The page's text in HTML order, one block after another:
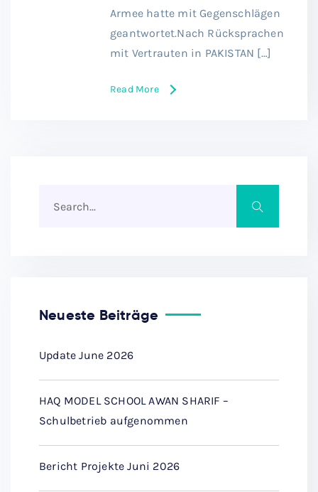
Armee hatte mit Gegenschlägen
geantwortet.Nach Rücksprachen
mit Vertrauten in PAKISTAN […]
Read More
Neueste Beiträge
Update June 2026
HAQ MODEL SCHOOL AWAN SHARIF –
Schulbetrieb aufgenommen
Bericht Projekte Juni 2026